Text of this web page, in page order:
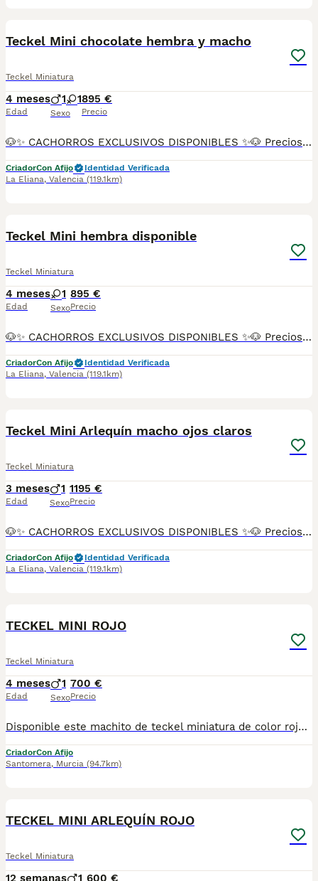
Teckel Mini chocolate hembra y macho
Teckel Miniatura
4 meses
Edad
1 1
Sexo
895 €
Precio
🐶✨ CACHORROS EXCLUSIVOS DISPONIBLES ✨🐶 Preciosos cachorros criados en ambiente familiar, rodeados de amor y cuidados desde el primer día ❤️ Totalmente socializados, cariñosos y acostumbrados al contacto con personas. 📦 Se entregan con todas las garantías: ✔️ Cartilla sanitaria ✔️ Vacunación al día 💉 ✔️ Desparasitación completa ✅ ✔️ Garantía vírica 😷 ✔️ Garantía congénita 👌 ✔️ Contrato de entrega ✍️ 📸 Síguenos en Instagram: @fincapaunais para ver fotos y vídeos reales ⚠️ Disponibilidad limitada ⚠️ Se reservan rápido. 📲 Contacto directo por WhatsApp: 671 454 202 Solo personas responsables
CriadorCon Afijo
Identidad Verificada
La Eliana, Valencia (119.1km)
Teckel Mini hembra disponible
Teckel Miniatura
4 meses
Edad
1
Sexo
895 €
Precio
🐶✨ CACHORROS EXCLUSIVOS DISPONIBLES ✨🐶 Preciosos cachorros criados en ambiente familiar, rodeados de amor y cuidados desde el primer día ❤️ Totalmente socializados, cariñosos y acostumbrados al contacto con personas. 📦 Se entregan con todas las garantías: ✔️ Cartilla sanitaria ✔️ Vacunación al día 💉 ✔️ Desparasitación completa ✅ ✔️ Garantía vírica 😷 ✔️ Garantía congénita 👌 ✔️ Contrato de entrega ✍️ 📸 Síguenos en Instagram: @fincapaunais para ver fotos y vídeos reales ⚠️ Disponibilidad limitada ⚠️ Se reservan rápido. 📲 Contacto directo por WhatsApp: 671 454 202 Solo personas responsables
CriadorCon Afijo
Identidad Verificada
La Eliana, Valencia (119.1km)
Teckel Mini Arlequín macho ojos claros
Teckel Miniatura
3 meses
Edad
1
Sexo
1195 €
Precio
🐶✨ CACHORROS EXCLUSIVOS DISPONIBLES ✨🐶 Preciosos cachorros criados en ambiente familiar, rodeados de amor y cuidados desde el primer día ❤️ Totalmente socializados, cariñosos y acostumbrados al contacto con personas. 📦 Se entregan con todas las garantías: ✔️ Cartilla sanitaria ✔️ Vacunación al día 💉 ✔️ Desparasitación completa ✅ ✔️ Garantía vírica 😷 ✔️ Garantía congénita 👌 ✔️ Contrato de entrega ✍️ 📸 Síguenos en Instagram: @fincapaunais para ver fotos y vídeos reales ⚠️ Disponibilidad limitada ⚠️ Se reservan rápido. 📲 Contacto directo por WhatsApp: 671 454 202 Solo personas responsables
CriadorCon Afijo
Identidad Verificada
La Eliana, Valencia (119.1km)
TECKEL MINI ROJO
Teckel Miniatura
4 meses
Edad
1
Sexo
700 €
Precio
Disponible este machito de teckel miniatura de color rojo, es un cachorrito muy simpático y juguetón si quieres saber más sobre él contacta con nosotros
CriadorCon Afijo
Santomera, Murcia (94.7km)
TECKEL MINI ARLEQUÍN ROJO
Teckel Miniatura
12 semanas 1 600 €